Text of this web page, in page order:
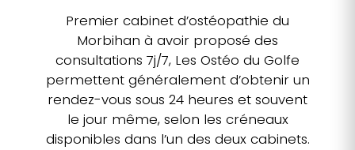
Premier cabinet d’ostéopathie du
Morbihan à avoir proposé des
consultations 7j/7, Les Ostéo du Golfe
permettent généralement d’obtenir un
rendez-vous sous 24 heures et souvent
le jour même, selon les créneaux
disponibles dans l’un des deux cabinets.